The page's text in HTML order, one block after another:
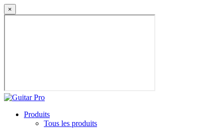
×
Produits
Tous les produits